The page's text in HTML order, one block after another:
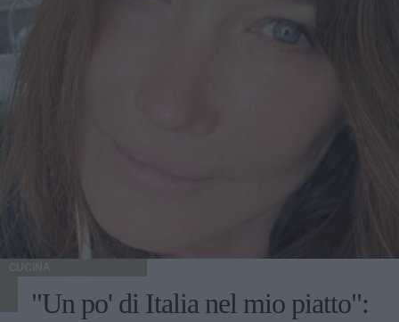
CUCINA
"Un po' di Italia nel mio piatto":